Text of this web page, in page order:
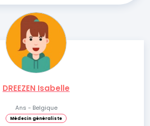
DREEZEN Isabelle
Ans - Belgique
Médecin généraliste